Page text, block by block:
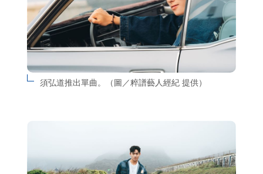
須弘道推出單曲。（圖／粹譜藝人經紀 提供）